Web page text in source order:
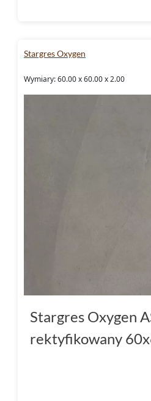
Stargres Oxygen
Wymiary: 60.00 x 60.00 x 2.00
Stargres Oxygen
rektyfikowany